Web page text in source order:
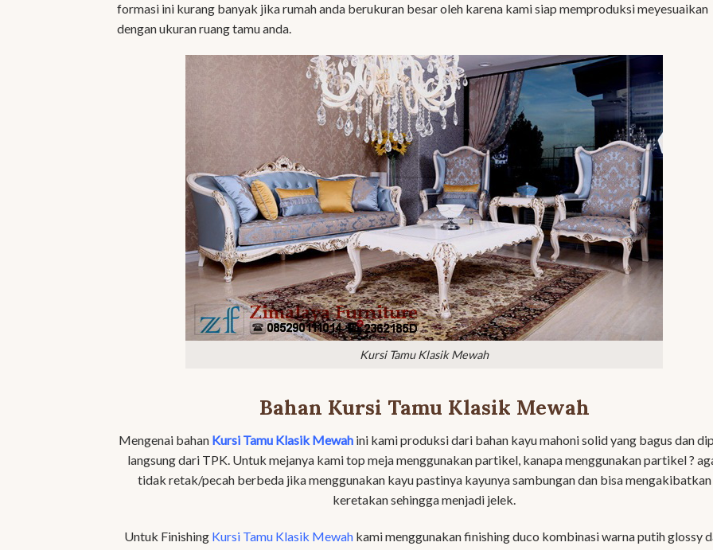
formasi ini kurang banyak jika rumah anda berukuran besar oleh karena kami siap memproduksi meyesuaikan
dengan ukuran ruang tamu anda.
Kursi Tamu Klasik Mewah
Bahan Kursi Tamu Klasik Mewah
Mengenai bahan Kursi Tamu Klasik Mewahini kami produksi dari bahan kayu mahoni solid yang bagus dan
langsung dari TPK. Untuk mejanya kami top meja menggunakan partikel, kanapa menggunakan partikel ?
tidak retak/pecah berbeda jika menggunakan kayu pastinya kayunya sambungan dan bisa mengakibatkan
keretakan sehingga menjadi jelek.
Untuk Finishing Kursi Tamu Klasik Mewahkami menggunakan finishing duco kombinasi warna putih glossy